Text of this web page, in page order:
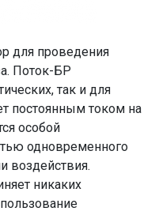
для проведения
Поток-БР
так и для
постоянным током на
особой
одновременного
воздействия.
никаких